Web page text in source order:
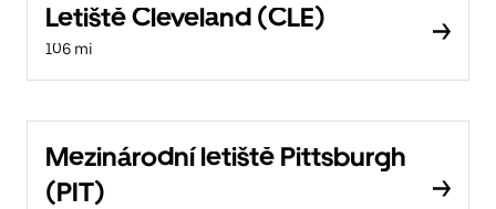
Letiště Cleveland (CLE)
106 mi
Mezinárodní letiště Pittsburgh
(PIT)